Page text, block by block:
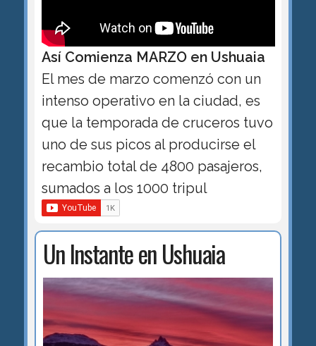
Así Comienza MARZO en Ushuaia
El mes de marzo comenzó con un
intenso operativo en la ciudad, es
que la temporada de cruceros tuvo
uno de sus picos al producirse el
recambio total de 4800 pasajeros,
sumados a los 1000 tripul
Un Instante en Ushuaia